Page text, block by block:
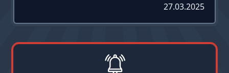
27.03.2025